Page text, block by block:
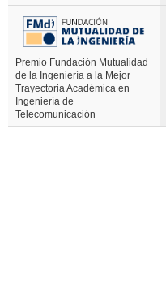
Premio Fundación Mutualidad
de la Ingeniería a la Mejor
Trayectoria Académica en
Ingeniería de
Telecomunicación